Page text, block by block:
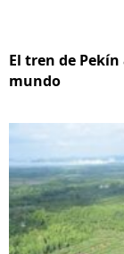
El tren de
mundo